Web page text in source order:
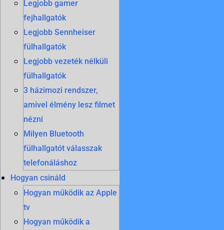
Legjobb gamer
fejhallgatók
Legjobb Sennheiser
fülhallgatók
Legjobb vezeték nélküli
fülhallgatók
3 házimozi rendszer,
amivel élmény lesz filmet
nézni
Milyen Bluetooth
fülhallgatót válasszak
telefonáláshoz
Hogyan csináld
Hogyan működik az Apple
tv
Hogyan működik a